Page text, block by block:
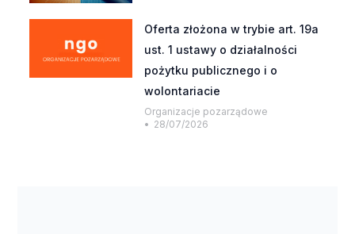
Oferta złożona w trybie art. 19a
ust. 1 ustawy o działalności
pożytku publicznego i o
wolontariacie
Organizacje pozarządowe
28/07/2026